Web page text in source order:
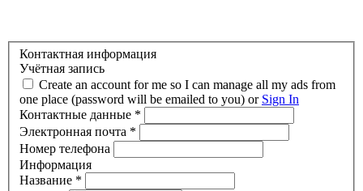
Контактная информация
Учётная запись
Create an account for me so I can manage all my ads from
one place (password will be emailed to you) or Sign In
Контактные данные *
Электронная почта *
Номер телефона
Информация
Название *